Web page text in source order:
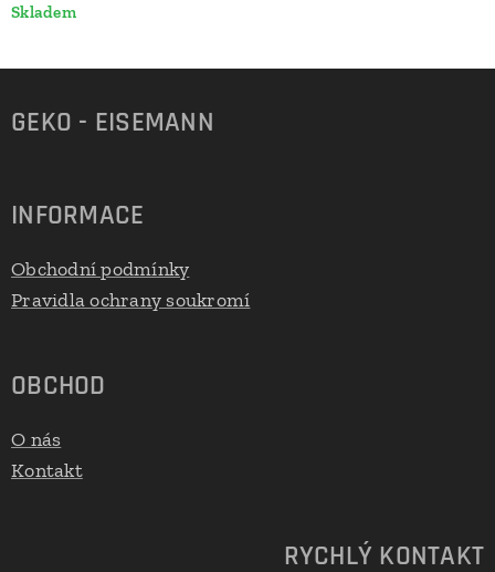
Skladem
GEKO - EISEMANN
INFORMACE
Obchodní podmínky
Pravidla ochrany soukromí
OBCHOD
O nás
Kontakt
RYCHLÝ KONTAKT